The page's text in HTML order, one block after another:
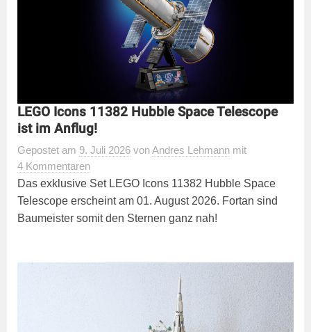
LEGO Icons 11382 Hubble Space Telescope
ist im Anflug!
Gepostet am 9. Juli 2026 vonAndres Lehmann mit
4 Kommentaren
Das exklusive Set LEGO Icons 11382 Hubble Space
Telescope erscheint am 01. August 2026. Fortan sind
Baumeister somit den Sternen ganz nah!